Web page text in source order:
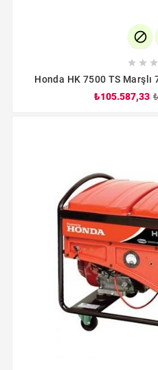

  
Honda HK 7500 TS
₺105.587,33